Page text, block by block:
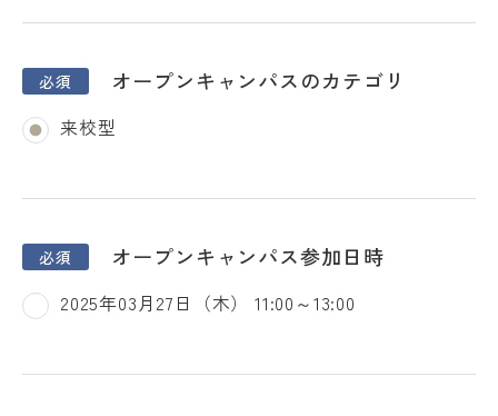
キ
ス
申
フ
ォ
ム
オープンキャンパスのカテゴリ
来校型
オープンキャンパス参加日時
2025年03月27日（木） 11:00～13:00